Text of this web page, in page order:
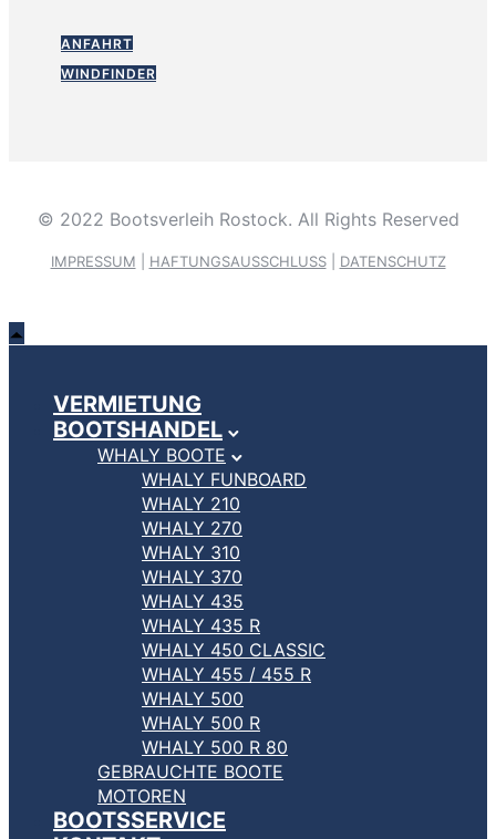
ANFAHRT
WINDFINDER
© 2022 Bootsverleih Rostock. All Rights Reserved
IMPRESSUM HAFTUNGSAUSSCHLUSS| DATENSCHUTZ
VERMIETUNG
BOOTSHANDEL
WHALY BOOTE
WHALY FUNBOARD
WHALY 210
WHALY 270
WHALY 310
WHALY 370
WHALY 435
WHALY 435 R
WHALY 450 CLASSIC
WHALY 455 / 455 R
WHALY 500
WHALY 500 R
WHALY 500 R 80
GEBRAUCHTE BOOTE
MOTOREN
BOOTSSERVICE